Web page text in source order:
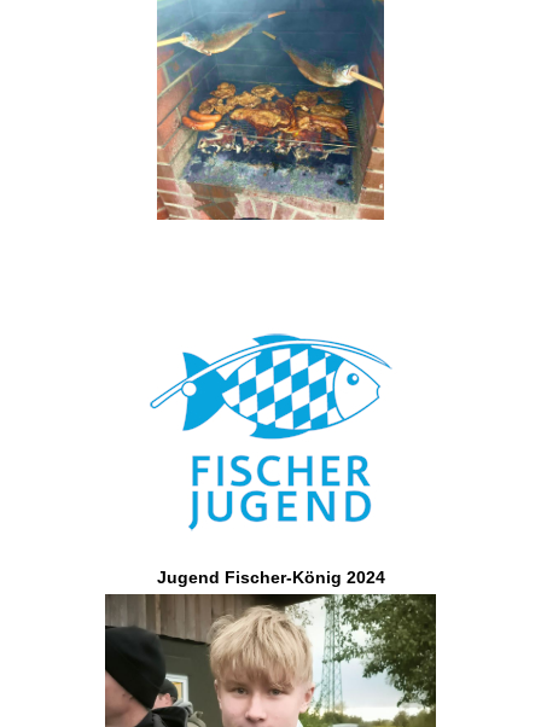
Jugend Fischer-König 2024